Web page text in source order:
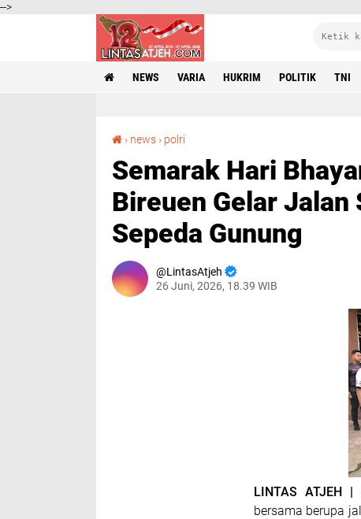
-->
NEWS VARIA HUKRIM POLITIK TNI
› news › polri
Semarak Hari
Bireuen Gelar Jalan
Sepeda Gunung
LintasAtjeh
26 Juni, 2026, 18.39 WIB
LINTAS ATJEH |
bersama berupa